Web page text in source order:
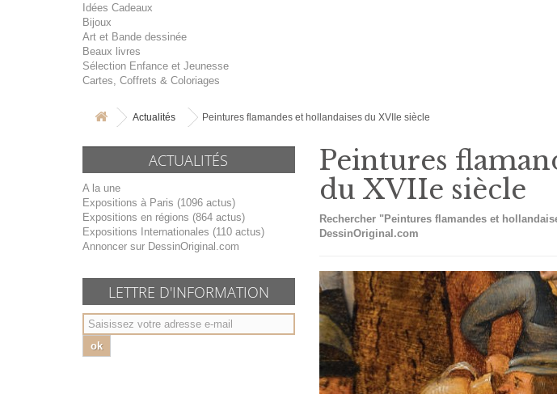
Idées Cadeaux
Bijoux
Art et Bande dessinée
Beaux livres
Sélection Enfance et Jeunesse
Cartes, Coffrets & Coloriages
Actualités Peintures flamandes et hollandaises du XVIIe siècle
ACTUALITÉS
A la une
Expositions à Paris (1096 actus)
Expositions en régions (864 actus)
Expositions Internationales (110 actus)
Annoncer sur DessinOriginal.com
LETTRE D'INFORMATION
ok
Peintures
du XVIIe siècle
Rechercher "Peintures flamandes et
DessinOriginal.com